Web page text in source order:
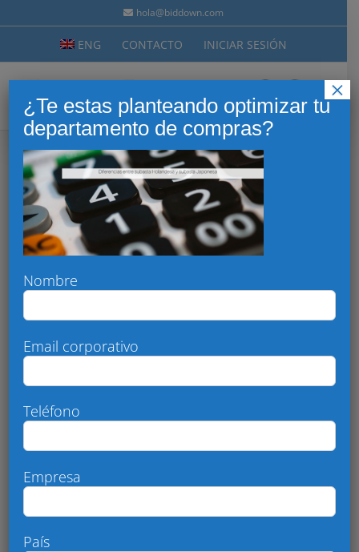
al
hola@biddown.com
ENG CONTACTO INICIAR SESIÓN
Diferencias entre
subasta Holandesa y
subasta Japonesa
¿Te estas planteando optimizar tu
departamento de compras?
Nombre
Email corporativo
Teléfono
Empresa
País
×